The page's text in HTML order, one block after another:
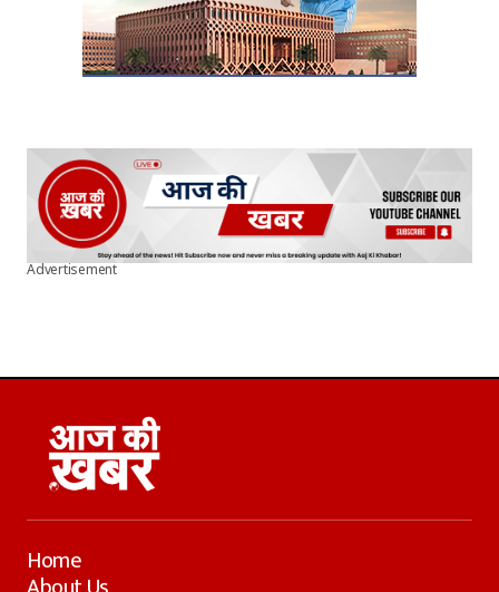
Advertisement
Home